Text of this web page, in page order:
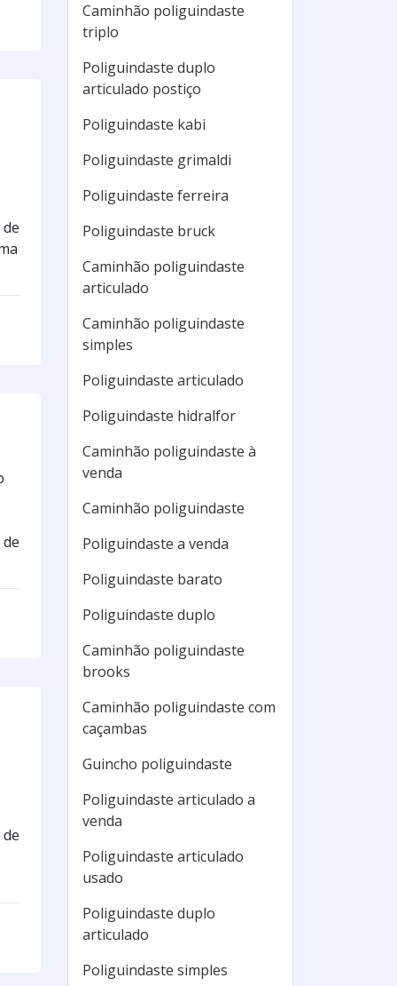
Caminhão poliguindaste
triplo
Poliguindaste duplo
articulado postiço
Poliguindaste kabi
Poliguindaste grimaldi
Poliguindaste ferreira
Poliguindaste bruck
Caminhão poliguindaste
articulado
Caminhão poliguindaste
simples
Poliguindaste articulado
Poliguindaste hidralfor
Caminhão poliguindaste à
venda
Caminhão poliguindaste
Poliguindaste a venda
Poliguindaste barato
Poliguindaste duplo
Caminhão poliguindaste
brooks
Caminhão poliguindaste com
caçambas
Guincho poliguindaste
Poliguindaste articulado a
venda
Poliguindaste articulado
usado
Poliguindaste duplo
articulado
Poliguindaste simples